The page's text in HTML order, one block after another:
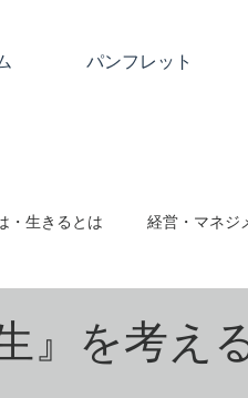
パンフレット
・生きるとは 経営・マネジ
』を考える